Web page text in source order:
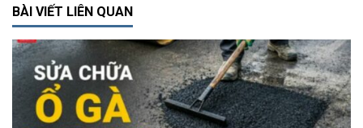
BÀI VIẾT LIÊN QUAN